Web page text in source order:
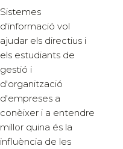
Sistemes
d'informació vol
ajudar els directius i
els estudiants de
gestió i
d'organització
d'empreses a
conèixer i a entendre
millor quina és la
influència de les